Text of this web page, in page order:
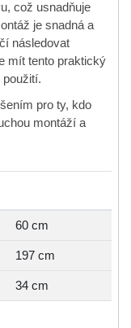
což usnadňuje
je snadná a
následovat
mít tento praktický
pro ty, kdo
montáží a
60 cm
197 cm
34 cm